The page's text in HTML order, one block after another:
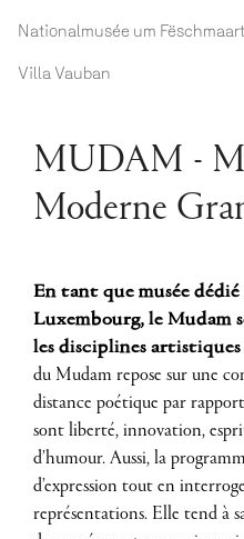
Nationalmusée um Fëschmaart
Villa Vauban
MUDAM -
Moderne
En tant que musée
Luxembourg, le Mudam
les disciplines
du Mudam repose sur une
distance poétique par
sont liberté, innovation,
d’humour. Aussi, la
d’expression tout en
représentations. Elle tend à